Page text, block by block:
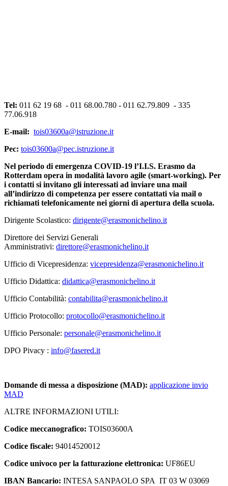
Tel: 011 62 19 68 - 011 68.00.780 - 011 62.79.809 - 335
77.06.918
E-mail: tois03600a@istruzione.it
Pec: tois03600a@pec.istruzione.it
Nel periodo di emergenza COVID-19 l’I.I.S. Erasmo da
Rotterdam opera in modalità lavoro agile (smart-working). Per
i contatti si invitano gli interessati ad inviare una mail
all’indirizzo di competenza per essere contattati via mail o
richiamati telefonicamente nei giorni di apertura della scuola.
Dirigente Scolastico: dirigente@erasmonichelino.it
Direttore dei Servizi Generali
Amministrativi: direttore@erasmonichelino.it
Ufficio di Vicepresidenza: vicepresidenza@erasmonichelino.it
Ufficio Didattica: didattica@erasmonichelino.it
Ufficio Contabilità: contabilita@erasmonichelino.it
Ufficio Protocollo: protocollo@erasmonichelino.it
Ufficio Personale: personale@erasmonichelino.it
DPO Pivacy : info@fasered.it
Domande di messa a disposizione (MAD): applicazione invio
MAD
ALTRE INFORMAZIONI UTILI:
Codice meccanografico: TOIS03600A
Codice fiscale: 94014520012
Codice univoco per la fatturazione elettronica: UF86EU
IBAN Bancario: INTESA SANPAOLO SPA IT 03 W 03069